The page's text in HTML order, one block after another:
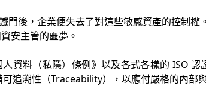
門後，企業便失去了對這些敏感資產的控制
安主管的噩夢。
資料（私隱）條例》以及各式各樣的 ISO
追溯性（Traceability），以應付嚴格的內部